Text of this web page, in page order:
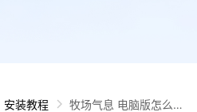
安装教程
牧场气息 电脑版怎么